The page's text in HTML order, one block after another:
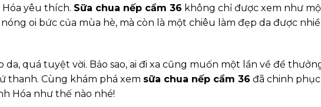
yêu thích. Sữa chua nếp cẩm 36 không chỉ được xem như
oi bức của mùa hè, mà còn là một chiêu làm đẹp da được
da, quá tuyệt vời. Bảo sao, ai đi xa cũng muốn một lần về để
thanh. Cùng khám phá xem sữa chua nếp cẩm 36 đã chinh phục
Hóa như thế nào nhé!